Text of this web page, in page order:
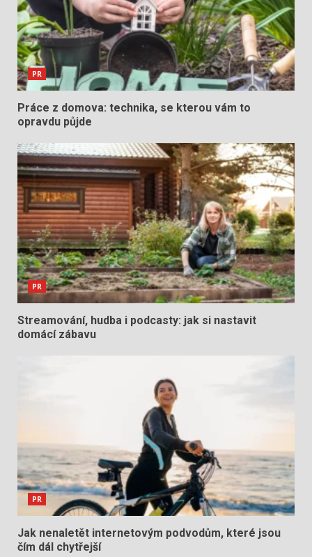
PR
Práce z domova: technika, se kterou vám to
opravdu půjde
PR
Streamování, hudba i podcasty: jak si nastavit
domácí zábavu
PR
Jak nenaletět internetovým podvodům, které jsou
čím dál chytřejší